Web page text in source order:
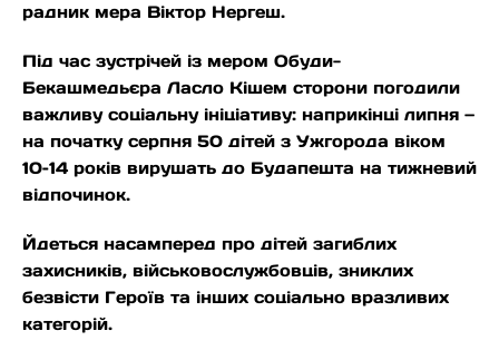
радник мера Віктор Нергеш.
Під час зустрічей із мером Обуди-
Бекашмедьєра Ласло Кішем сторони погодили
важливу соціальну ініціативу: наприкінці липня —
на початку серпня 50 дітей з Ужгорода віком
10–14 років вирушать до Будапешта на тижневий
відпочинок.
Йдеться насамперед про дітей загиблих
захисників, військовослужбовців, зниклих
безвісти Героїв та інших соціально вразливих
категорій.